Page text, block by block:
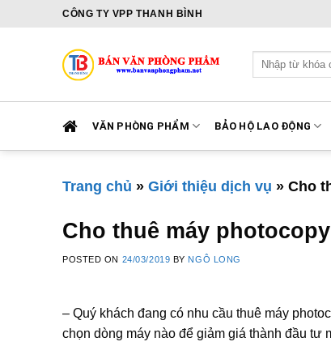
CÔNG TY VPP THANH BÌNH
Tìm
kiếm:
VĂN PHÒNG PHẨM BẢO HỘ LAO ĐỘNG
Trang chủ » Giới thiệu dịch vụ » Cho
Cho thuê máy
POSTED ON 24/03/2019 BY NGÔ LONG
– Quý khách đang có nhu cầu thuê máy
chọn dòng máy nào để giảm giá thành đầu